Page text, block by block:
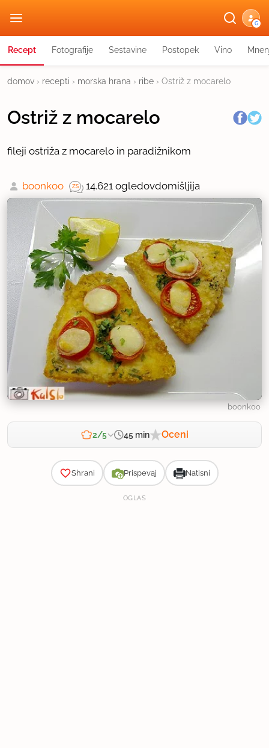
G
Recept Fotografije Sestavine Postopek Vino
domov › recepti › morska hrana › ribe › Ostriž z mocarelo
Ostriž z mocarelo
fileji ostriža z mocarelo in paradižnikom
boonkoo 14.621 ogledovdomišljija
boonkoo
2/5 45 min Oceni
Shrani Prispevaj Natisni
OGLAS